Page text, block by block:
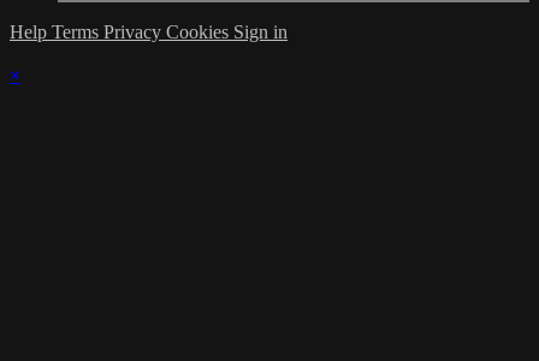
Help Terms Privacy Cookies Sign in
×